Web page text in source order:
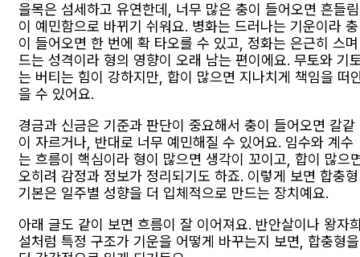
을목은 섬세하고 유연한데, 너무 많은 충이 들어오면 흔들림
이 예민함으로 바뀌기 쉬워요. 병화는 드러나는 기운이라 충
이 들어오면 한 번에 확 타오를 수 있고, 정화는 은근히 스며
드는 성격이라 형의 영향이 오래 남는 편이에요. 무토와 기
는 버티는 힘이 강하지만, 합이 많으면 지나치게 책임을 떠
을 수 있어요.
경금과 신금은 기준과 판단이 중요해서 충이 들어오면 칼같
이 자르거나, 반대로 너무 예민해질 수 있어요. 임수와 계수
는 흐름이 핵심이라 형이 많으면 생각이 꼬이고, 합이 많으
오히려 감정과 정보가 정리되기도 하죠. 이렇게 보면 합충형
기본은 일주별 성향을 더 입체적으로 만드는 장치예요.
아래 글도 같이 보면 흐름이 잘 이어져요. 반안살이나 왕자
설처럼 특정 구조가 기운을 어떻게 바꾸는지 보면, 합충형을